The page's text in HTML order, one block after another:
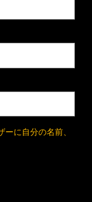
に自分の名前、